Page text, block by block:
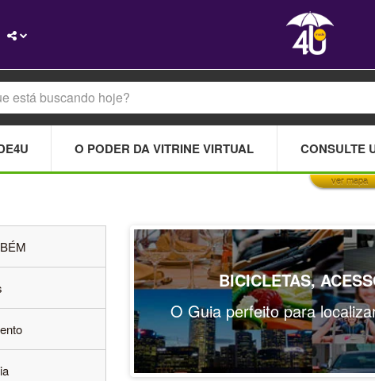
Do you own this website?
O PODER DA VITRINE VIRTUAL CONSULTE
ver mapa
BICICLETAS,
O Guia perfeito para